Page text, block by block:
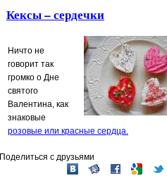
Кексы – сердечки
Ничто не
говорит так
громко о Дне
святого
Валентина, как
знаковые
розовые или красные сердца.
Поделиться с друзьями